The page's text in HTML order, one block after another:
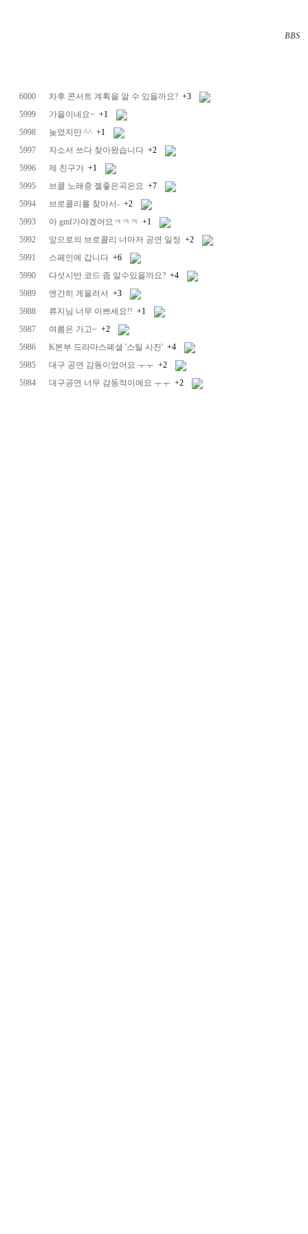
BBS
6000 차후 콘서트 계획을 알 수 있을까요? +3
5999
가을이네요~ +1
5998
늦었지만 ^^ +1
5997
자소서 쓰다 찾아왔습니다 +2
5996
제 친구가 +1
5995
브콜 노래중 젤좋은곡은요 +7
5994
브로콜리를 찾아서- +2
5993
아 gmf가야겠어요ㅋㅋㅋ +1
5992
앞으로의 브로콜리 너마저 공연 일정 +2
5991
스페인에 갑니다 +6
5990
다섯시반 코드 좀 알수있을까요? +4
5989
엔간히 게을러서 +3
5988
류지님 너무 이쁘세요!! +1
5987
여름은 가고~ +2
5986
K본부 드라마스폐셜 '스틸 사진' +4
5985
대구 공연 감동이었어요 ㅜㅜ +2
5984
대구공연 너무 감동적이에요 ㅜㅜ +2